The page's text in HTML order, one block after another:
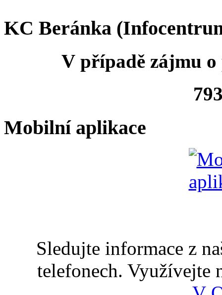
KC Beránka
V případě zájmu
Mobilní aplikace
Sledujte informace z
telefonech. Využívejte